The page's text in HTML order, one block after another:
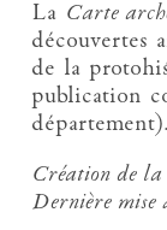
La Carte
découvertes
de la
publication
département).
Création de la
Dernière